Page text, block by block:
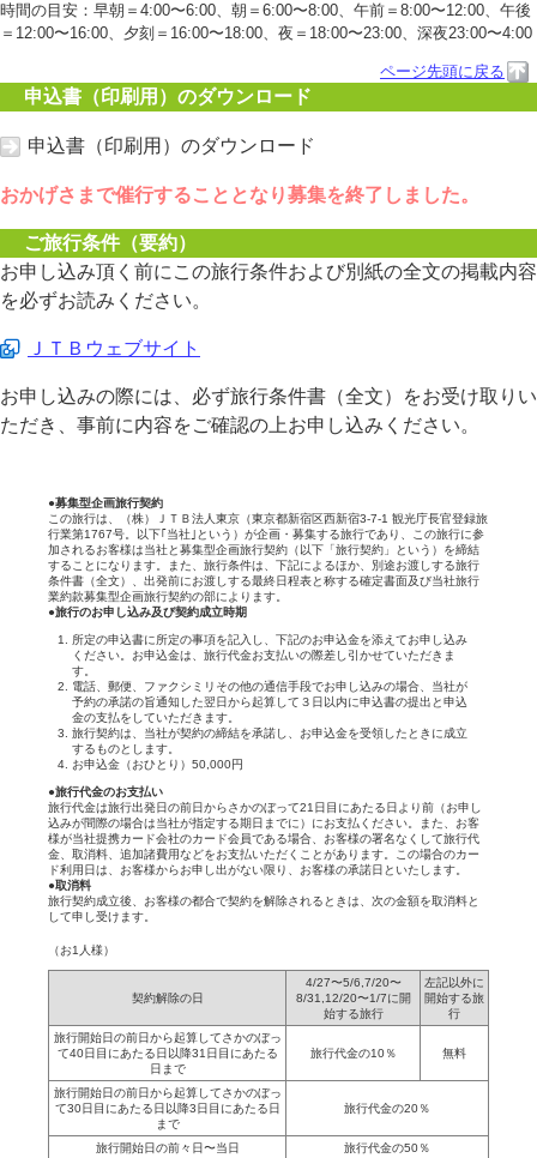
時間の目安：早朝＝4:00〜6:00、朝＝6:00〜8:00、午前＝8:00〜12:00、午後
＝12:00〜16:00、夕刻＝16:00〜18:00、夜＝18:00〜23:00、深夜23:00〜4:00
ページ先頭に戻る
申込書（印刷用）のダウンロード
申込書（印刷用）のダウンロード
おかげさまで催行することとなり募集を終了しました。
ご旅行条件（要約）
お申し込み頂く前にこの旅行条件および別紙の全文の掲載内容
を必ずお読みください。
ＪＴＢウェブサイト
お申し込みの際には、必ず旅行条件書（全文）をお受け取りい
ただき、事前に内容をご確認の上お申し込みください。
●募集型企画旅行契約
この旅行は、（株）ＪＴＢ法人東京（東京都新宿区西新宿3-7-1 観光庁長官登録旅
行業第1767号。以下｢当社｣という）が企画・募集する旅行であり、この旅行に参
加されるお客様は当社と募集型企画旅行契約（以下「旅行契約」という）を締結
することになります。また、旅行条件は、下記によるほか、別途お渡しする旅行
条件書（全文）、出発前にお渡しする最終日程表と称する確定書面及び当社旅行
業約款募集型企画旅行契約の部によります。
●旅行のお申し込み及び契約成立時期
所定の申込書に所定の事項を記入し、下記のお申込金を添えてお申し込み
ください。お申込金は、旅行代金お支払いの際差し引かせていただきま
す。
電話、郵便、ファクシミリその他の通信手段でお申し込みの場合、当社が
予約の承諾の旨通知した翌日から起算して３日以内に申込書の提出と申込
金の支払をしていただきます。
旅行契約は、当社が契約の締結を承諾し、お申込金を受領したときに成立
するものとします。
お申込金（おひとり）50,000円
●旅行代金のお支払い
旅行代金は旅行出発日の前日からさかのぼって21日目にあたる日より前（お申し
込みが間際の場合は当社が指定する期日までに）にお支払ください。また、お客
様が当社提携カード会社のカード会員である場合、お客様の署名なくして旅行代
金、取消料、追加諸費用などをお支払いただくことがあります。この場合のカー
ド利用日は、お客様からお申し出がない限り、お客様の承諾日といたします。
●取消料
旅行契約成立後、お客様の都合で契約を解除されるときは、次の金額を取消料と
して申し受けます。
（お1人様）
契約解除の日
4/27〜5/6,7/20〜
8/31,12/20〜1/7に開
始する旅行
左記以外に
開始する旅
行
旅行開始日の前日から起算してさかのぼっ
て40日目にあたる日以降31日目にあたる
日まで
旅行代金の10％ 無料
旅行開始日の前日から起算してさかのぼっ
て30日目にあたる日以降3日目にあたる日
まで
旅行代金の20％
旅行開始日の前々日〜当日 旅行代金の50％